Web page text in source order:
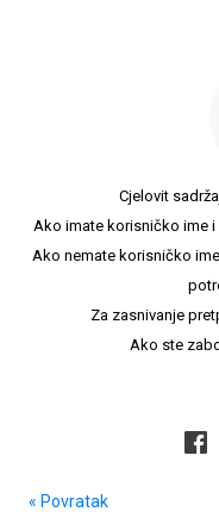
Cjelovit
Ako imate korisničko ime
Ako nemate korisničko
Za zasnivanje
Ako ste
« Povratak